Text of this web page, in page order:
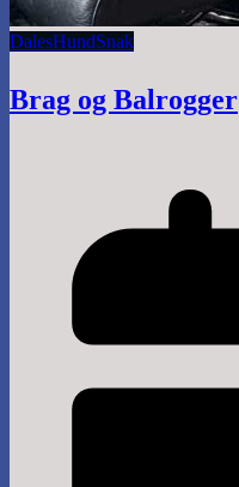
DalesHundSnak
Brag og Balrogger